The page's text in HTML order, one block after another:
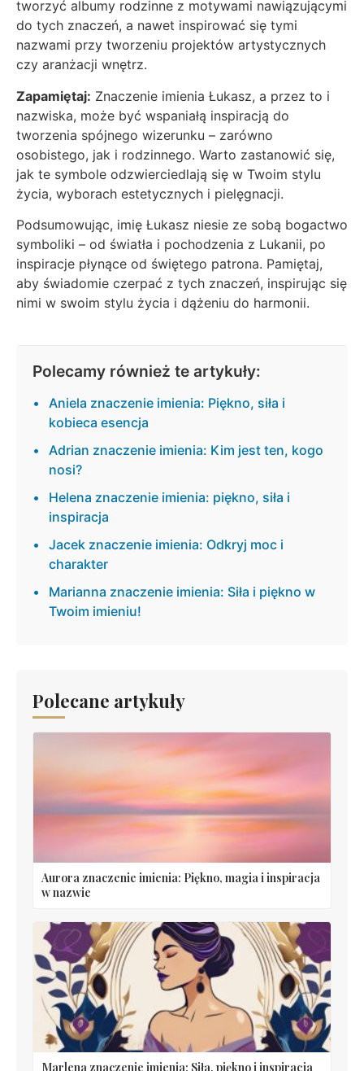
tworzyć albumy rodzinne z motywami nawiązującymi
do tych znaczeń, a nawet inspirować się tymi
nazwami przy tworzeniu projektów artystycznych
czy aranżacji wnętrz.
Zapamiętaj: Znaczenie imienia Łukasz, a przez to i
nazwiska, może być wspaniałą inspiracją do
tworzenia spójnego wizerunku – zarówno
osobistego, jak i rodzinnego. Warto zastanowić się,
jak te symbole odzwierciedlają się w Twoim stylu
życia, wyborach estetycznych i pielęgnacji.
Podsumowując, imię Łukasz niesie ze sobą bogactwo
symboliki – od światła i pochodzenia z Lukanii, po
inspiracje płynące od świętego patrona. Pamiętaj,
aby świadomie czerpać z tych znaczeń, inspirując się
nimi w swoim stylu życia i dążeniu do harmonii.
Polecamy również te artykuły:
Aniela znaczenie imienia: Piękno, siła i
kobieca esencja
Adrian znaczenie imienia: Kim jest ten, kogo
nosi?
Helena znaczenie imienia: piękno, siła i
inspiracja
Jacek znaczenie imienia: Odkryj moc i
charakter
Marianna znaczenie imienia: Siła i piękno w
Twoim imieniu!
Polecane artykuły
Aurora znaczenie imienia: Piękno, magia i inspiracja
w nazwie
Marlena znaczenie imienia: Siła, piękno i inspiracja